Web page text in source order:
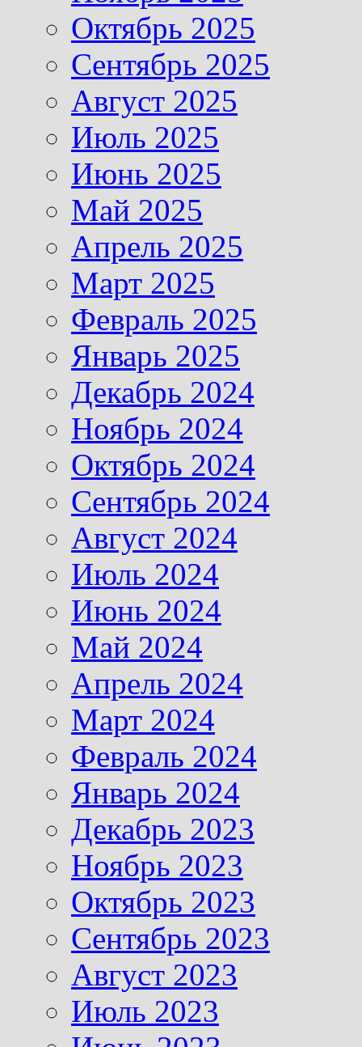
Октябрь 2025
Сентябрь 2025
Август 2025
Июль 2025
Июнь 2025
Май 2025
Апрель 2025
Март 2025
Февраль 2025
Январь 2025
Декабрь 2024
Ноябрь 2024
Октябрь 2024
Сентябрь 2024
Август 2024
Июль 2024
Июнь 2024
Май 2024
Апрель 2024
Март 2024
Февраль 2024
Январь 2024
Декабрь 2023
Ноябрь 2023
Октябрь 2023
Сентябрь 2023
Август 2023
Июль 2023